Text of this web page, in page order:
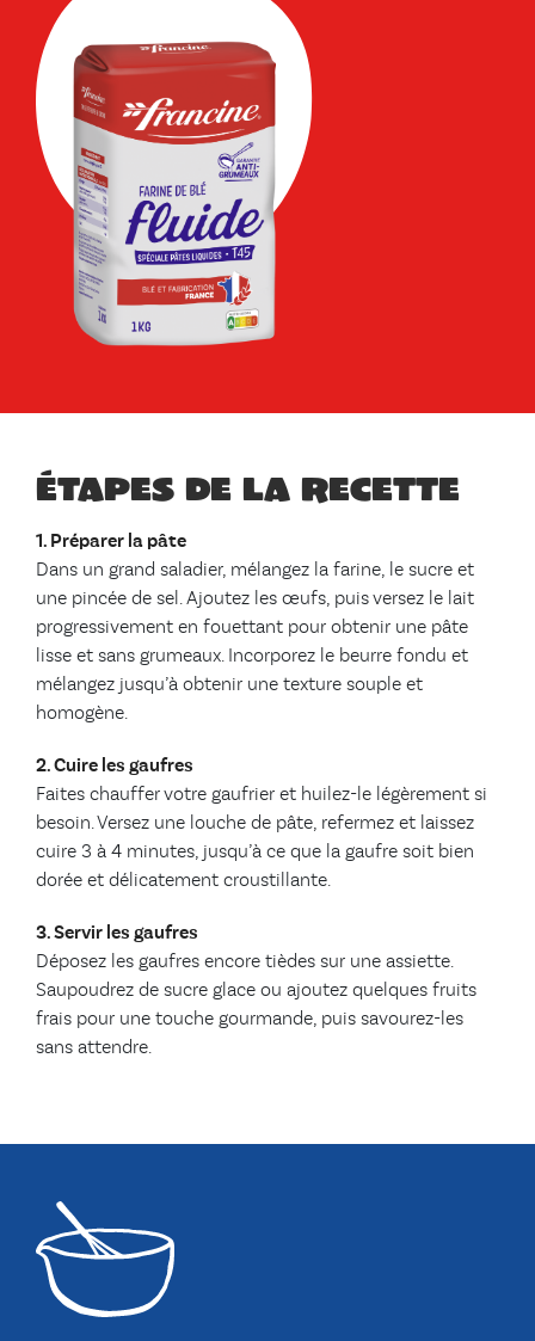
Étapes de la recette
1. Préparer la pâte
Dans un grand saladier, mélangez la farine, le sucre et
une pincée de sel. Ajoutez les œufs, puis versez le lait
progressivement en fouettant pour obtenir une pâte
lisse et sans grumeaux. Incorporez le beurre fondu et
mélangez jusqu’à obtenir une texture souple et
homogène.
2. Cuire les gaufres
Faites chauffer votre gaufrier et huilez-le légèrement si
besoin. Versez une louche de pâte, refermez et laissez
cuire 3 à 4 minutes, jusqu’à ce que la gaufre soit bien
dorée et délicatement croustillante.
3. Servir les gaufres
Déposez les gaufres encore tièdes sur une assiette.
Saupoudrez de sucre glace ou ajoutez quelques fruits
frais pour une touche gourmande, puis savourez-les
sans attendre.